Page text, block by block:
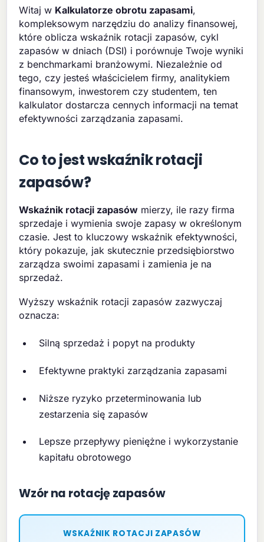
Witaj w Kalkulatorze obrotu zapasami,
kompleksowym narzędziu do analizy finansowej,
które oblicza wskaźnik rotacji zapasów, cykl
zapasów w dniach (DSI) i porównuje Twoje wyniki
z benchmarkami branżowymi. Niezależnie od
tego, czy jesteś właścicielem firmy, analitykiem
finansowym, inwestorem czy studentem, ten
kalkulator dostarcza cennych informacji na temat
efektywności zarządzania zapasami.
Co to jest wskaźnik rotacji
zapasów?
Wskaźnik rotacji zapasów mierzy, ile razy firma
sprzedaje i wymienia swoje zapasy w określonym
czasie. Jest to kluczowy wskaźnik efektywności,
który pokazuje, jak skutecznie przedsiębiorstwo
zarządza swoimi zapasami i zamienia je na
sprzedaż.
Wyższy wskaźnik rotacji zapasów zazwyczaj
oznacza:
Silną sprzedaż i popyt na produkty
Efektywne praktyki zarządzania zapasami
Niższe ryzyko przeterminowania lub
zestarzenia się zapasów
Lepsze przepływy pieniężne i wykorzystanie
kapitału obrotowego
Wzór na rotację zapasów
WSKAŹNIK ROTACJI ZAPASÓW